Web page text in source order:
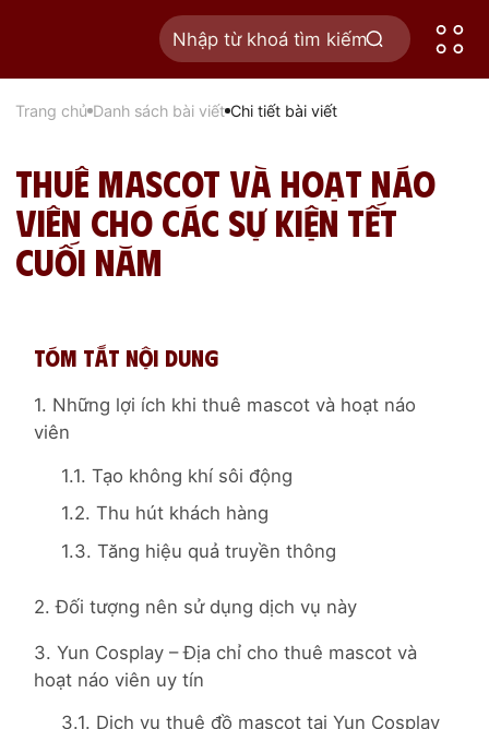
Trang chủ Danh sách bài viết Chi tiết bài viết
Thuê Mascot và Hoạt Náo
Viên cho Các Sự Kiện Tết
Cuối Năm
Tóm tắt nội dung
1. Những lợi ích khi thuê mascot và hoạt náo
viên
1.1. Tạo không khí sôi động
1.2. Thu hút khách hàng
1.3. Tăng hiệu quả truyền thông
2. Đối tượng nên sử dụng dịch vụ này
3. Yun Cosplay – Địa chỉ cho thuê mascot và
hoạt náo viên uy tín
3.1. Dịch vụ thuê đồ mascot tại Yun Cosplay